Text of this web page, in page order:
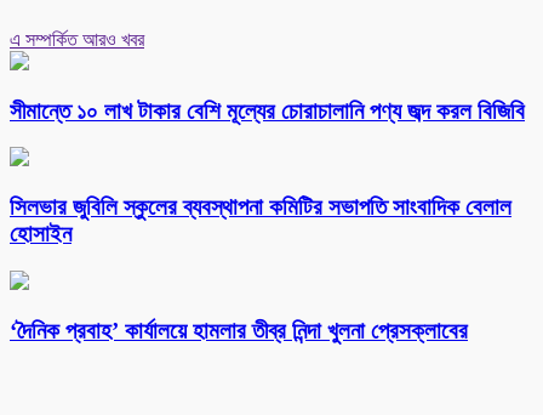
এ সম্পর্কিত আরও খবর
সীমান্তে ১০ লাখ টাকার বেশি মূল্যের চোরাচালানি পণ্য জব্দ করল বিজিবি
সিলভার জুবিলি স্কুলের ব্যবস্থাপনা কমিটির সভাপতি সাংবাদিক বেলাল
হোসাইন
‘দৈনিক প্রবাহ’ কার্যালয়ে হামলার তীব্র নিন্দা খুলনা প্রেসক্লাবের